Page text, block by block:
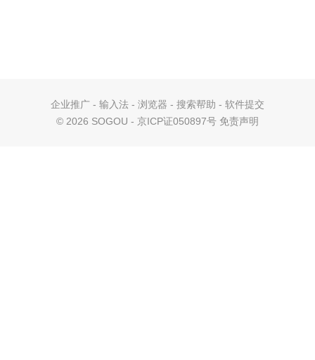
企业推广 - 输入法 - 浏览器 - 搜索帮助 - 软件提交
© 2026 SOGOU - 京ICP证050897号 免责声明